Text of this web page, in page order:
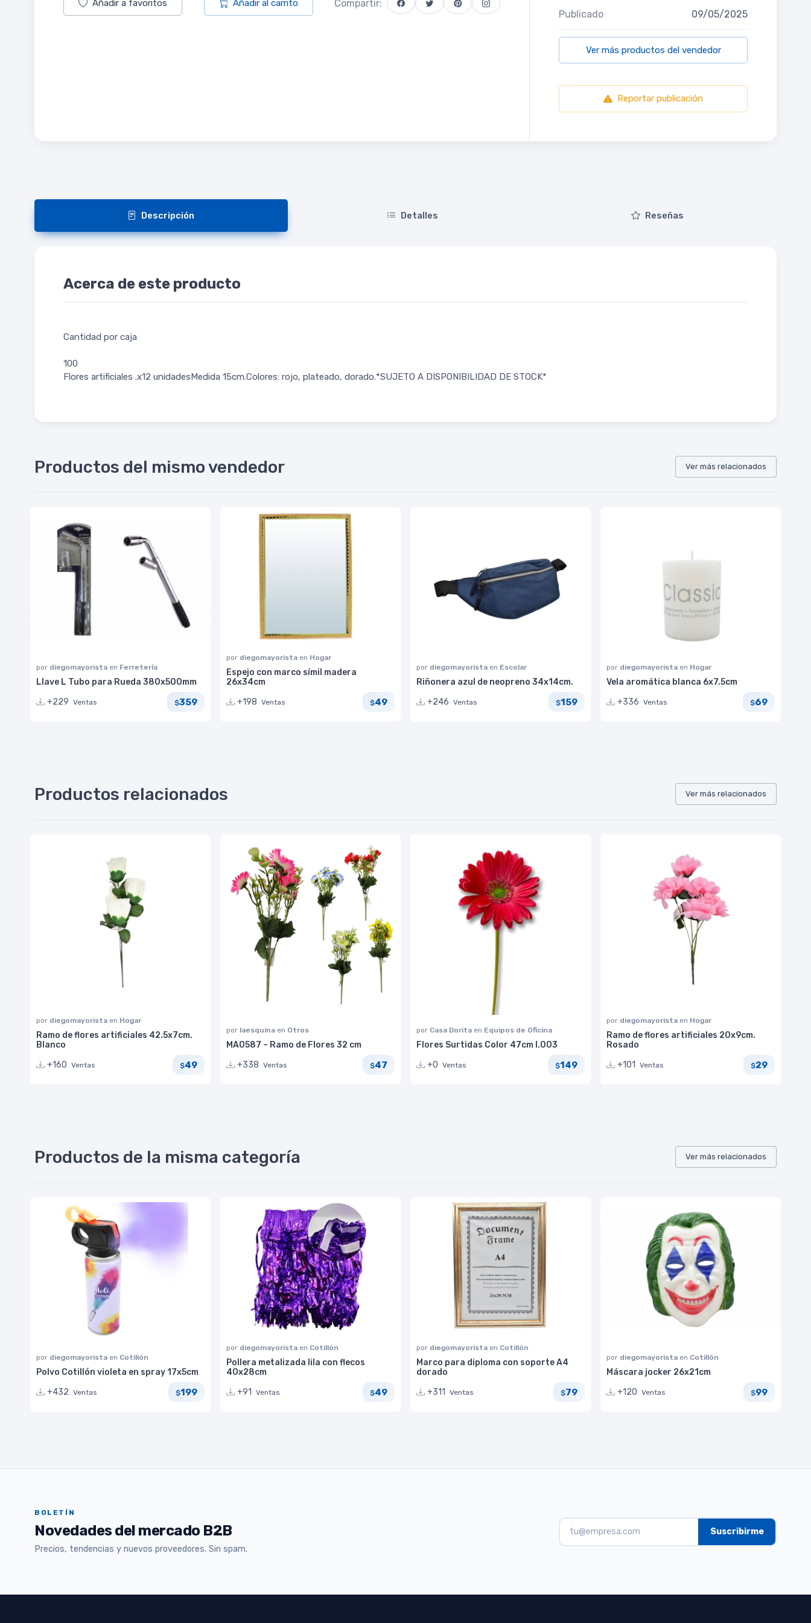
Añadir a favoritos Añadir al carrito
Compartir:
Publicado
09/05/2025
Ver más productos del vendedor
Reportar publicación
Descripción Detalles Reseñas
Acerca de este producto
Cantidad por caja
100
Flores artificiales .x12 unidadesMedida 15cm.Colores: rojo, plateado, dorado.*SUJETO A DISPONIBILIDAD DE STOCK*
Productos del mismo vendedor Ver más relacionados
por diegomayorista en Ferretería
Llave L Tubo para Rueda 380x500mm
+229 Ventas $359
por diegomayorista en Hogar
Espejo con marco símil madera
26x34cm
+198 Ventas $49
por diegomayorista en Escolar
Riñonera azul de neopreno 34x14cm.
+246 Ventas $159
por diegomayorista en Hogar
Vela aromática blanca 6x7.5cm
+336 Ventas $69
Productos relacionados Ver más relacionados
por diegomayorista en Hogar
Ramo de flores artificiales 42.5x7cm.
Blanco
+160 Ventas $49
por laesquina en Otros
MA0587 – Ramo de Flores 32 cm
+338 Ventas $47
por Casa Dorita en Equipos de Oficina
Flores Surtidas Color 47cm I.003
+0 Ventas $149
por diegomayorista en Hogar
Ramo de flores artificiales 20x9cm.
Rosado
+101
Ventas $29
Productos de la misma categoría Ver más relacionados
por diegomayorista en Cotillón
Polvo Cotillón violeta en spray 17x5cm
+432 Ventas $199
por diegomayorista en Cotillón
Pollera metalizada lila con flecos
40x28cm
+91
Ventas $49
por diegomayorista en Cotillón
Marco para diploma con soporte A4
dorado
+311
Ventas $79
por diegomayorista en Cotillón
Máscara jocker 26x21cm
+120 Ventas $99
BOLETÍN
Novedades del mercado B2B
Precios, tendencias y nuevos proveedores. Sin spam.